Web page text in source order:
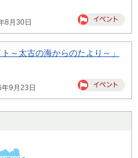
8月30日
～太古の海からのたより～」
9月23日